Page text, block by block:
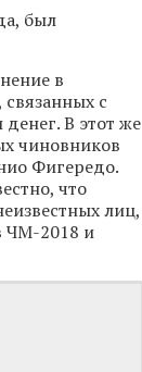
был
в
с
В этот же
чиновников
Фигередо.
что
лиц,
ЧМ-2018 и